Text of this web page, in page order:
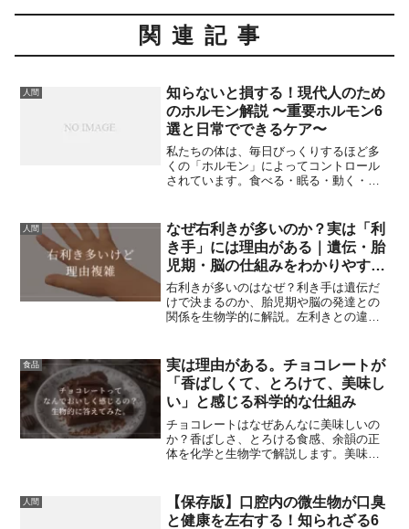
関連記事
人間
知らないと損する！現代人のため
のホルモン解説 〜重要ホルモン6
選と日常でできるケア〜
私たちの体は、毎日びっくりするほど多
くの「ホルモン」によってコントロール
されています。食べる・眠る・動く・笑
はありません。「なんだか疲れやすい」
「やる気が出ない」「最近眠れない」
——そんなとき、ホルモンバランスが乱
れているかもしれません。この記事で
は、ホルモンの基本的なしくみから、代
表的な6つのホルモンの働き、そして日常
でホルモンを整えるための習慣までをや
さしく解説します。科学的な内容をわか
生活改善にも役立ちます！
人間
なぜ右利きが多いのか？実は「利
き手」には理由がある｜遺伝・胎
児期・脳の仕組みをわかりやすく
解説
右利きが多いのはなぜ？利き手は遺伝だ
けで決まるのか、胎児期や脳の発達との
関係を生物学的に解説。左利きとの違い
食品
実は理由がある。チョコレートが
「香ばしくて、とろけて、美味し
い」と感じる科学的な仕組み
チョコレートはなぜあんなに美味しいの
か？香ばしさ、とろける食感、余韻の正
体を化学と生物学で解説します。美味し
人間
【保存版】口腔内の微生物が口臭
と健康を左右する！知られざる6